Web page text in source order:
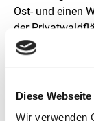
Diese
Wir verwenden
s
t
e
l
n
Ost- und einen
der
1.195 Hektar
als
überdies zur
Lausitzer